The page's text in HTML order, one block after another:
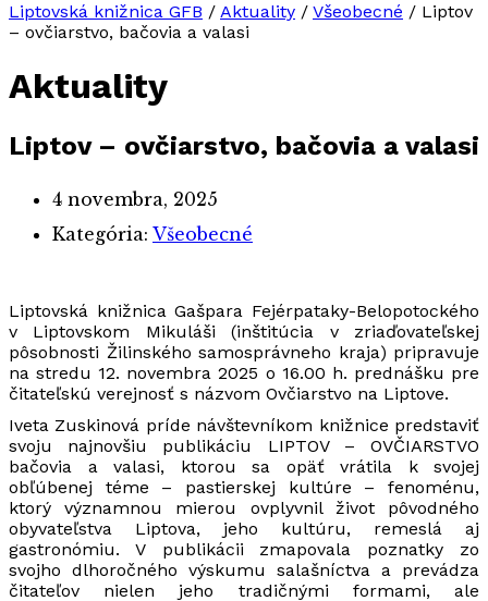
Liptovská knižnica GFB / Aktuality / Všeobecné / Liptov
– ovčiarstvo, bačovia a valasi
Aktuality
Liptov – ovčiarstvo, bačovia a valasi
4 novembra, 2025
Kategória: Všeobecné
Liptovská knižnica Gašpara Fejérpataky-Belopotockého
v Liptovskom Mikuláši (inštitúcia v zriaďovateľskej
pôsobnosti Žilinského samosprávneho kraja) pripravuje
na stredu 12. novembra 2025 o 16.00 h. prednášku pre
čitateľskú verejnosť s názvom Ovčiarstvo na Liptove.
Iveta Zuskinová príde návštevníkom knižnice predstaviť
svoju najnovšiu publikáciu LIPTOV – OVČIARSTVO
bačovia a valasi, ktorou sa opäť vrátila k svojej
obľúbenej téme – pastierskej kultúre – fenoménu,
ktorý významnou mierou ovplyvnil život pôvodného
obyvateľstva Liptova, jeho kultúru, remeslá aj
gastronómiu. V publikácii zmapovala poznatky zo
svojho dlhoročného výskumu salašníctva a prevádza
čitateľov nielen jeho tradičnými formami, ale